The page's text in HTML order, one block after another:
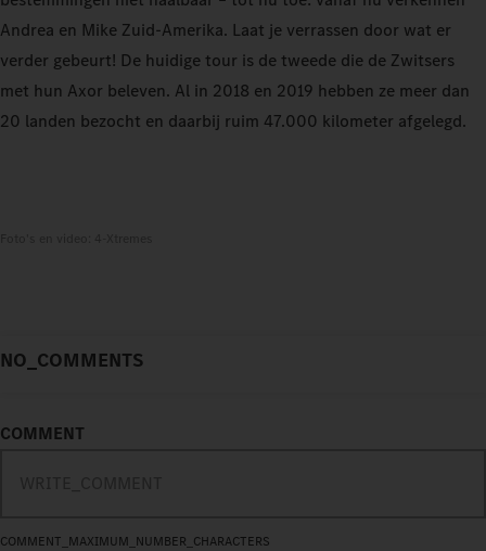
Andrea en Mike Zuid-Amerika. Laat je verrassen door wat er
verder gebeurt! De huidige tour is de tweede die de Zwitsers
met hun Axor beleven. Al in 2018 en 2019 hebben ze meer dan
20 landen bezocht en daarbij ruim 47.000 kilometer afgelegd.
NO_COMMENTS
COMMENT
COMMENT_MAXIMUM_NUMBER_CHARACTERS